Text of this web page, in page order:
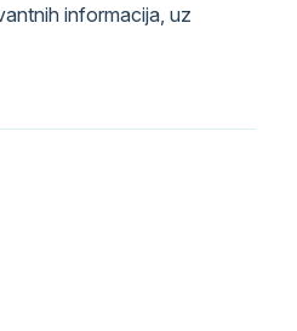
informacija, uz